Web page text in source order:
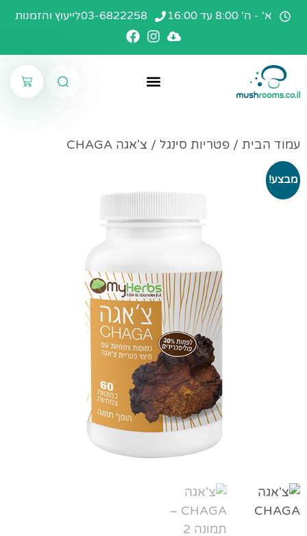
א' - ה' 8:00 עד 16:00 03-6822258לייעוץ והזמנות
עמוד הבית / פטריות סינגל / צ'אגה CHAGA
מבצע!